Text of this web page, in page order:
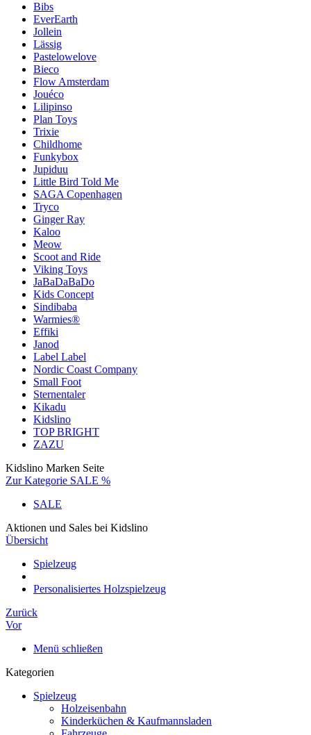
Bibs
EverEarth
Jollein
Lässig
Pastelowelove
Bieco
Flow Amsterdam
Jouéco
Lilipinso
Plan Toys
Trixie
Childhome
Funkybox
Jupiduu
Little Bird Told Me
SAGA Copenhagen
Tryco
Ginger Ray
Kaloo
Meow
Scoot and Ride
Viking Toys
JaBaDaBaDo
Kids Concept
Sindibaba
Warmies®
Effiki
Janod
Label Label
Nordic Coast Company
Small Foot
Sternentaler
Kikadu
Kidslino
TOP BRIGHT
ZAZU
Kidslino Marken Seite
Zur Kategorie SALE %
SALE
Aktionen und Sales bei Kidslino
Übersicht
Spielzeug
Personalisiertes Holzspielzeug
Zurück
Vor
Menü schließen
Kategorien
Spielzeug
Holzeisenbahn
Kinderküchen & Kaufmannsladen